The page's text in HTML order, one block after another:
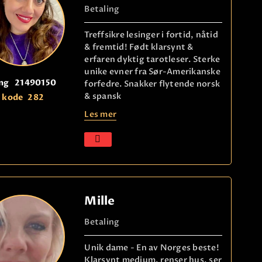
21490150
kode 282
Betaling
Treffsikre lesinger i fortid, nåtid
& fremtid! Født klarsynt &
erfaren dyktig tarotleser. Sterke
unike evner fra Sør-Amerikanske
forfedre. Snakker flytende norsk
& spansk
Les mer
Mille
Betaling
Unik dame - En av Norges beste!